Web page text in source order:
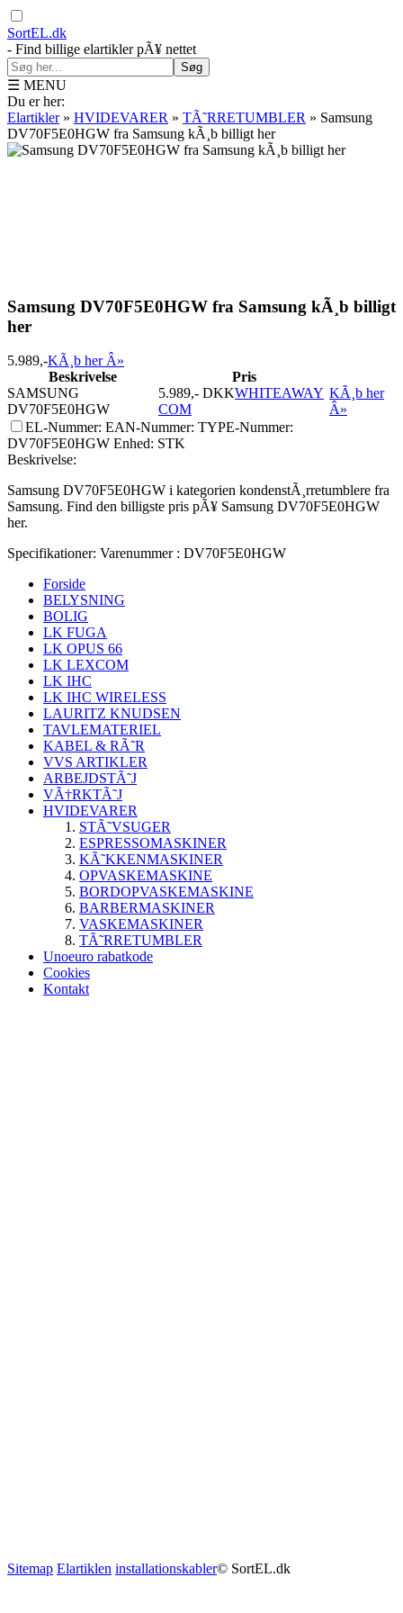
SortEL.dk
- Find billige elartikler pÃ¥ nettet
Søg
☰ MENU
Du er her:
Elartikler» HVIDEVARER » TÃ˜RRETUMBLER » Samsung
DV70F5E0HGW fra Samsung kÃ¸b billigt her
Samsung DV70F5E0HGW fra Samsung kÃ¸b billigt
her
5.989,-KÃ¸b her Â»
Beskrivelse
Pris
SAMSUNG
DV70F5E0HGW
5.989,- DKKWHITEAWAY
COM
KÃ¸b her
Â»
EL-Nummer: EAN-Nummer: TYPE-Nummer:
DV70F5E0HGW Enhed: STK
Beskrivelse:
Samsung DV70F5E0HGW i kategorien kondenstÃ¸rretumblere fra
Samsung. Find den billigste pris pÃ¥ Samsung DV70F5E0HGW
her.
Specifikationer: Varenummer : DV70F5E0HGW
Forside
BELYSNING
BOLIG
LK FUGA
LK OPUS 66
LK LEXCOM
LK IHC
LK IHC WIRELESS
LAURITZ KNUDSEN
TAVLEMATERIEL
KABEL & RÃ˜R
VVS ARTIKLER
ARBEJDSTÃ˜J
VÃ†RKTÃ˜J
HVIDEVARER
STÃ˜VSUGER
ESPRESSOMASKINER
KÃ˜KKENMASKINER
OPVASKEMASKINE
BORDOPVASKEMASKINE
BARBERMASKINER
VASKEMASKINER
TÃ˜RRETUMBLER
Unoeuro rabatkode
Cookies
Kontakt
Sitemap Elartiklen installationskabler© SortEL.dk